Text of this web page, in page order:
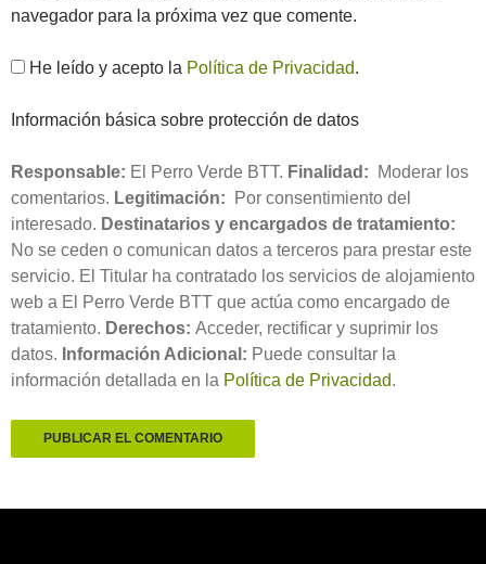
navegador para la próxima vez que comente.
He leído y acepto la Política de Privacidad.
Información básica sobre protección de datos
Responsable: El Perro Verde BTT. Finalidad: Moderar los
comentarios. Legitimación: Por consentimiento del
interesado. Destinatarios y encargados de tratamiento:
No se ceden o comunican datos a terceros para prestar este
servicio. El Titular ha contratado los servicios de alojamiento
web a El Perro Verde BTT que actúa como encargado de
tratamiento. Derechos: Acceder, rectificar y suprimir los
datos. Información Adicional: Puede consultar la
información detallada en la Política de Privacidad.